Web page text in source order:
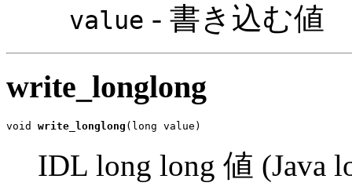
value - 書き込む値
write_longlong
void write_longlong (long value)
IDL long long 値 (Java